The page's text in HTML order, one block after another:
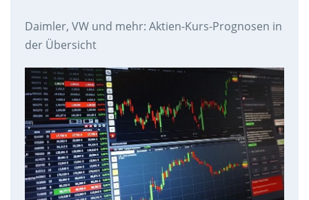
Daimler, VW und mehr: Aktien-Kurs-Prognosen in
der Übersicht